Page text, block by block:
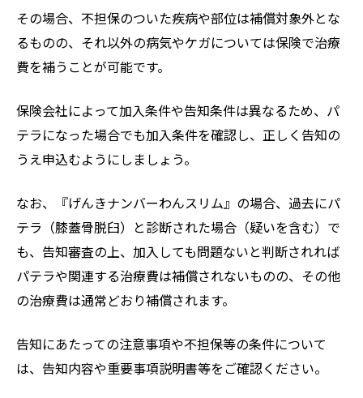
その場合、不担保のついた疾病や部位は補償対象外とな
るものの、それ以外の病気やケガについては保険で治療
費を補うことが可能です。
保険会社によって加入条件や告知条件は異なるため、パ
テラになった場合でも加入条件を確認し、正しく告知の
うえ申込むようにしましょう。
なお、『げんきナンバーわんスリム』の場合、過去にパ
テラ（膝蓋骨脱臼）と診断された場合（疑いを含む）で
も、告知審査の上、加入しても問題ないと判断されれば
パテラや関連する治療費は補償されないものの、その他
の治療費は通常どおり補償されます。
告知にあたっての注意事項や不担保等の条件について
は、告知内容や重要事項説明書等をご確認ください。